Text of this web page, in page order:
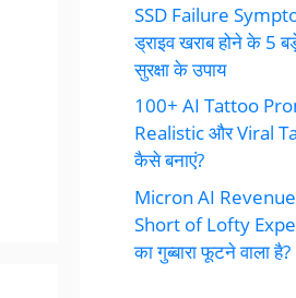
SSD Failure
ड्राइव खराब होने के 5
सुरक्षा के उपाय
100+ AI Tattoo
Realistic और Viral
कैसे बनाएं?
Micron AI
Short of Lofty
का गुब्बारा फूटने वाला है?